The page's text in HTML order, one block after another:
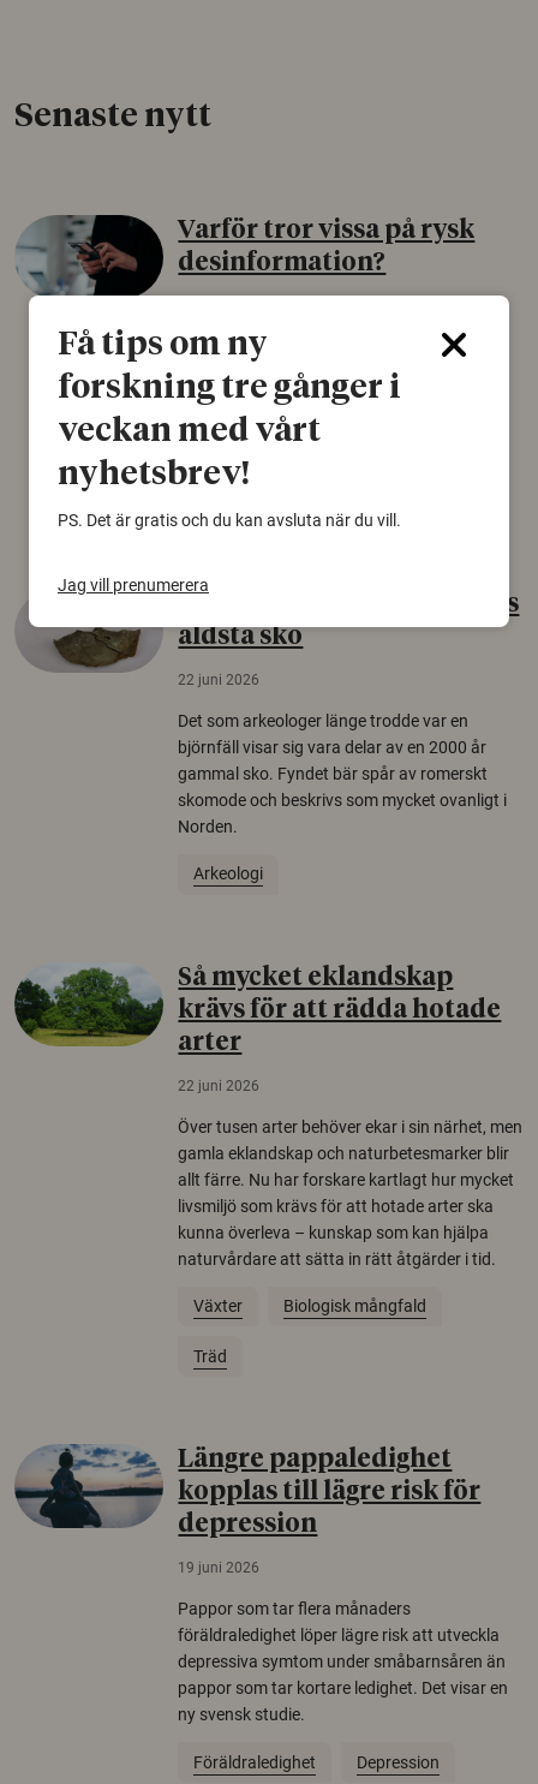
Senaste nytt
Varför tror vissa på rysk
desinformation?
Personer som är mer benägna att tro på
konspirationsteorier är ofta mer mottagliga
för rysk desinformation. Det visar en studie
från Försvarshögskolan med deltagare i fyra
Gammalt skinn var Sveriges
äldsta sko
22 juni 2026
Det som arkeologer länge trodde var en
björnfäll visar sig vara delar av en 2000 år
gammal sko. Fyndet bär spår av romerskt
skomode och beskrivs som mycket ovanligt i
Norden.
Arkeologi
Så mycket eklandskap
krävs för att rädda hotade
arter
22 juni 2026
Över tusen arter behöver ekar i sin närhet, men
gamla eklandskap och naturbetesmarker blir
allt färre. Nu har forskare kartlagt hur mycket
livsmiljö som krävs för att hotade arter ska
kunna överleva – kunskap som kan hjälpa
naturvårdare att sätta in rätt åtgärder i tid.
Växter Biologisk mångfald
Träd
Längre pappaledighet
kopplas till lägre risk för
depression
19 juni 2026
Pappor som tar flera månaders
föräldraledighet löper lägre risk att utveckla
depressiva symtom under småbarnsåren än
pappor som tar kortare ledighet. Det visar en
ny svensk studie.
Föräldraledighet Depression
Få tips om ny
forskning tre gånger i
veckan med vårt
nyhetsbrev!
PS. Det är gratis och du kan avsluta när du vill.
Jag vill prenumerera